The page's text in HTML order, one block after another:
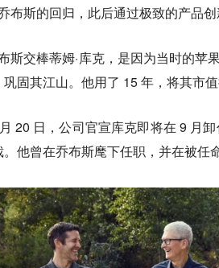
布斯的回归，此后通过极致的产品创
斯交棒蒂姆·库克，是因为当时的
固其江山。他用了 15 年，将其市值
20 日，公司官宣库克即将在 9 月
他曾在乔布斯麾下任职，并在被任